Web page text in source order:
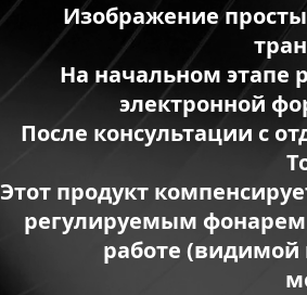
Изображение
На начальном этапе
электронной
После консультации с
Этот продукт
регулируемым фонарем
работе (видимой